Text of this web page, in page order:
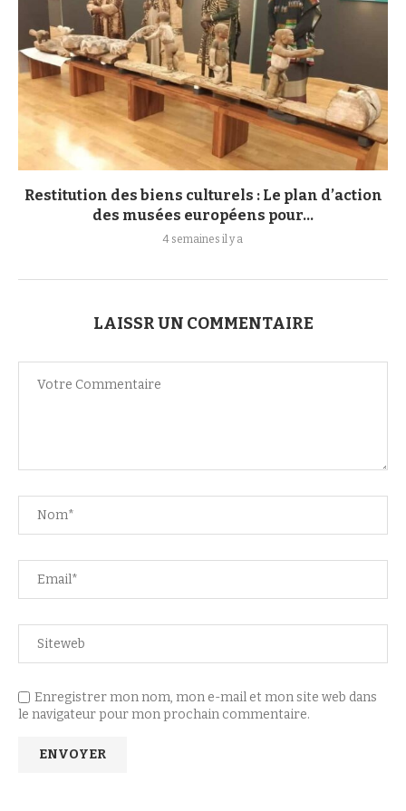
Restitution des biens culturels : Le plan d’action
des musées européens pour...
4 semaines il y a
LAISSR UN COMMENTAIRE
Enregistrer mon nom, mon e-mail et mon site web dans
le navigateur pour mon prochain commentaire.